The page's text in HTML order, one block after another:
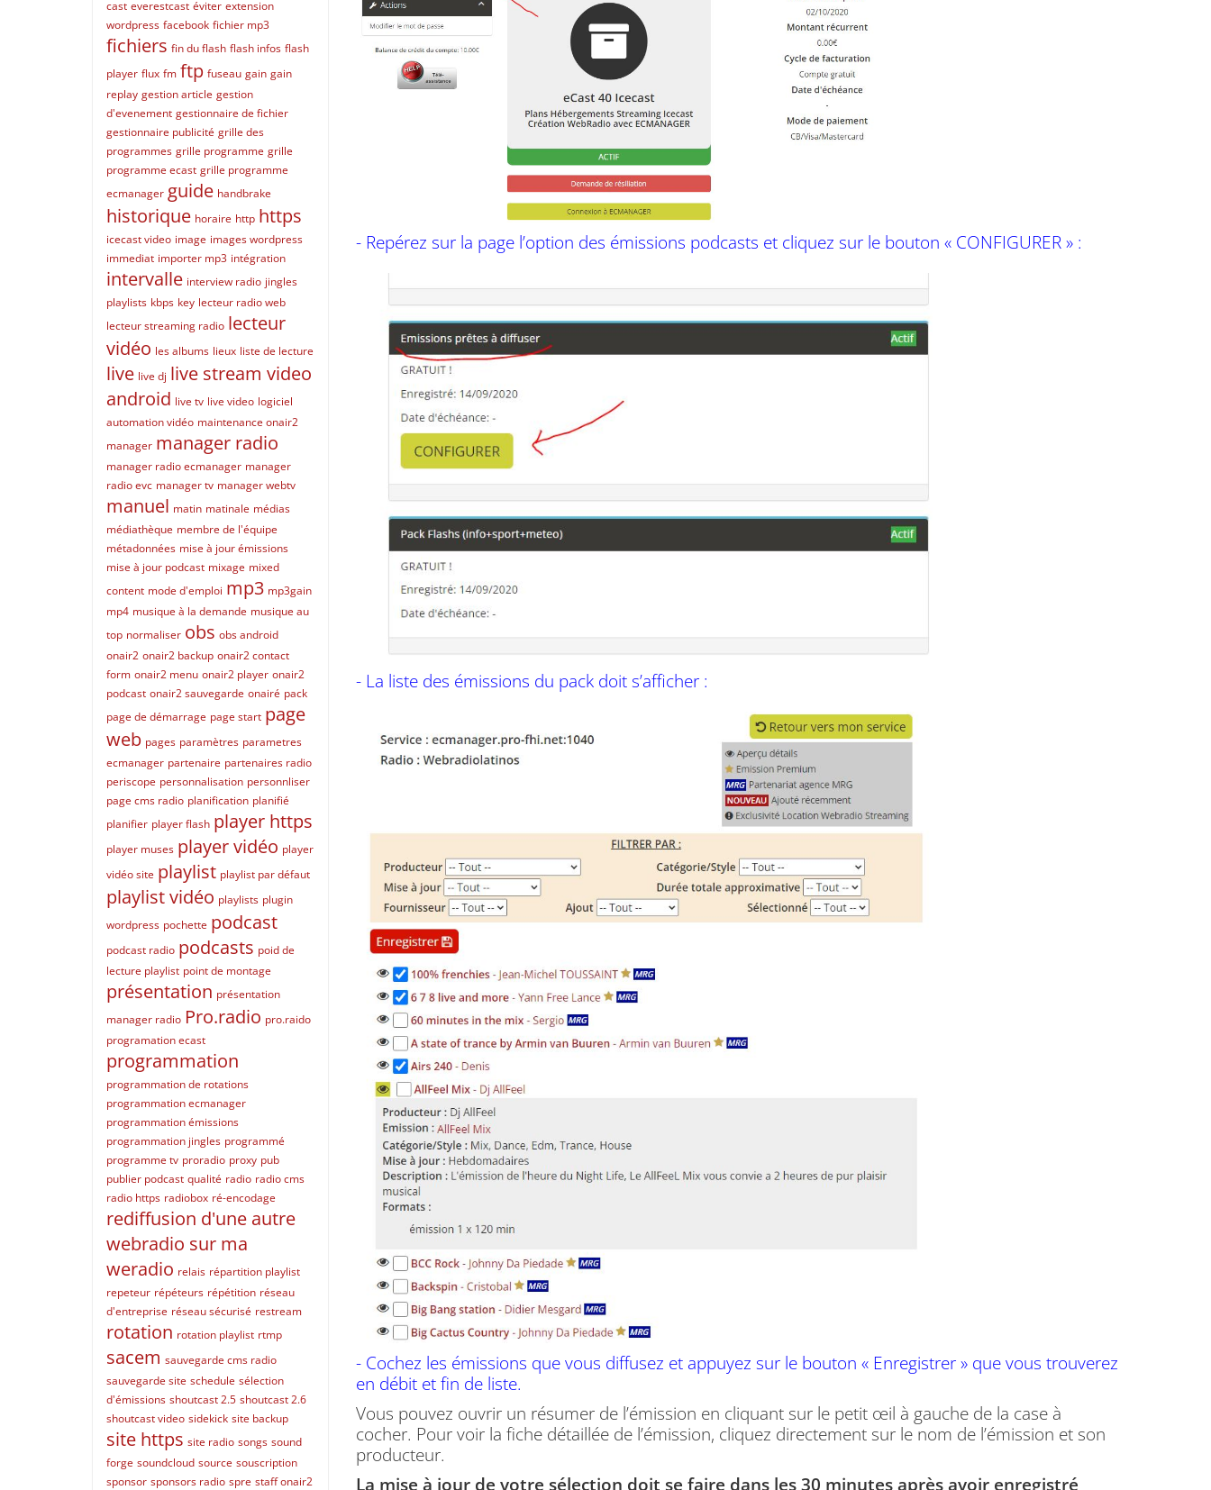
- Repérez sur la page l’option des émissions podcasts et cliquez sur le bouton « CONFIGURER » :
- La liste des émissions du pack doit s’afficher :
- Cochez les émissions que vous diffusez et appuyez sur le bouton « Enregistrer » que vous trouverez
en débit et fin de liste.
Vous pouvez ouvrir un résumer de l’émission en cliquant sur le petit œil à gauche de la case à
cocher. Pour voir la fiche détaillée de l’émission, cliquez directement sur le nom de l’émission et son
producteur.
La mise à jour de votre sélection doit se faire dans les 30 minutes après avoir enregistré
cast everestcast éviter extension
wordpress facebook fichier mp3
fichiers fin du flash flash infos flash
player flux fm ftp fuseau gain gain
replay gestion article gestion
d'evenement gestionnaire de fichier
gestionnaire publicité grille des
programmes grille programme grille
programme ecast grille programme
ecmanager guide handbrake
historique horaire http https
icecast video image images wordpress
immediat importer mp3 intégration
intervalle interview radio jingles
playlists kbps key lecteur radio web
lecteur streaming radio lecteur
vidéo les albums lieux liste de lecture
live live dj live stream video
android live tv live video logiciel
automation vidéo maintenance onair2
manager manager radio
manager radio ecmanager manager
radio evc manager tv manager webtv
manuel matin matinale médias
médiathèque membre de l'équipe
métadonnées mise à jour émissions
mise à jour podcast mixage mixed
content mode d'emploi mp3 mp3gain
mp4 musique à la demande musique au
top normaliser obs obs android
onair2 onair2 backup onair2 contact
form onair2 menu onair2 player onair2
podcast onair2 sauvegarde onairé pack
page de démarrage page start page
web pages paramètres parametres
ecmanager partenaire partenaires radio
periscope personnalisation personnliser
page cms radio planification planifié
planifier player flash player https
player muses player vidéo player
vidéo site playlist playlist par défaut
playlist vidéo playlists plugin
wordpress pochette podcast
podcast radio podcasts poid de
lecture playlist point de montage
présentation présentation
manager radio Pro.radio pro.raido
programation ecast
programmation
programmation de rotations
programmation ecmanager
programmation émissions
programmation jingles programmé
programme tv proradio proxy pub
publier podcast qualité radio radio cms
radio https radiobox ré-encodage
rediffusion d'une autre
webradio sur ma
weradio relais répartition playlist
repeteur répéteurs répétition réseau
d'entreprise réseau sécurisé restream
rotation rotation playlist rtmp
sacem sauvegarde cms radio
sauvegarde site schedule sélection
d'émissions shoutcast 2.5 shoutcast 2.6
shoutcast video sidekick site backup
site https site radio songs sound
forge soundcloud source souscription
sponsor sponsors radio spre staff onair2